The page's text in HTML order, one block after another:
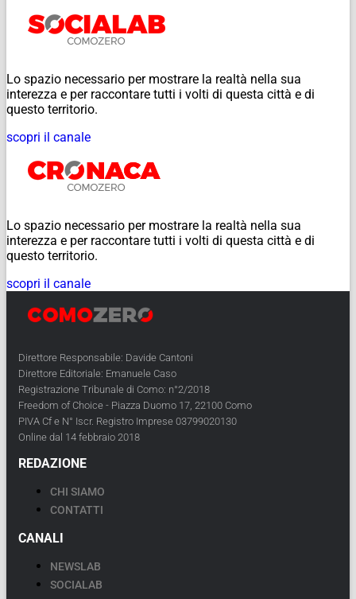
Lo spazio necessario per mostrare la realtà nella sua
interezza e per raccontare tutti i volti di questa città e di
questo territorio.
scopri il canale
Lo spazio necessario per mostrare la realtà nella sua
interezza e per raccontare tutti i volti di questa città e di
questo territorio.
scopri il canale
Direttore Responsabile: Davide Cantoni
Direttore Editoriale: Emanuele Caso
Registrazione Tribunale di Como: n°2/2018
Freedom of Choice - Piazza Duomo 17, 22100 Como
PIVA Cf e N° Iscr. Registro Imprese 03799020130
Online dal 14 febbraio 2018
REDAZIONE
CHI SIAMO
CONTATTI
CANALI
NEWSLAB
SOCIALAB